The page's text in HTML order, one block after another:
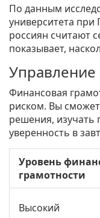
По данным
университета при
россиян считают
показывает,
Финансовая
риском. Вы
решения, изучать
уверенность в
Уровень
грамотности
Высокий